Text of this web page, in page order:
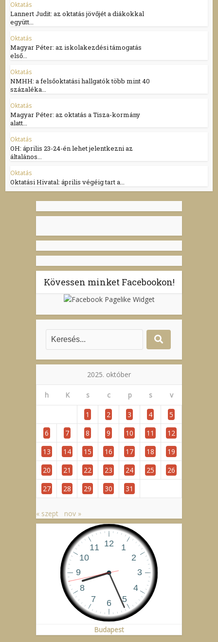
Oktatás
Lannert Judit: az oktatás jövőjét a diákokkal
együtt...
Oktatás
Magyar Péter: az iskolakezdési támogatás
első...
Oktatás
NMHH: a felsőoktatási hallgatók több mint 40
százaléka...
Oktatás
Magyar Péter: az oktatás a Tisza-kormány
alatt...
Oktatás
OH: április 23-24-én lehet jelentkezni az
általános...
Oktatás
Oktatási Hivatal: április végéig tart a...
Kövessen minket Facebookon!
2025. október
h K s c p s v
1 2 3 4
5
6
7 8 9 10 11
12
13
14 15 16 17 18
19
20
21 22 23 24 25
26
27
28 29 30 31
« szept nov »
Budapest